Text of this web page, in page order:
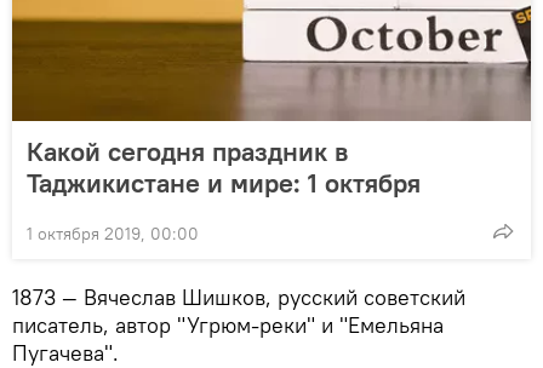
Какой сегодня праздник в
Таджикистане и мире: 1 октября
1 октября 2019, 00:00
1873 — Вячеслав Шишков, русский советский
писатель, автор "Угрюм-реки" и "Емельяна
Пугачева".